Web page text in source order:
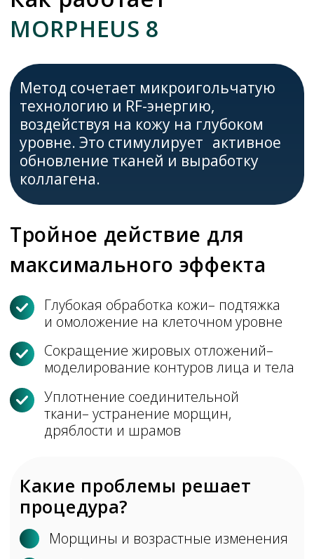
Какие проблемы решает
процедура?
Неровный рельеф
кожи
Растяжки на теле
Рубцы и постакне
Дряблость кожи
Морщины и возрастные изменения
Уплотнение соединительной
дряблости и шрамов
Сокращение жировых отложений–
моделирование контуров лица и тела